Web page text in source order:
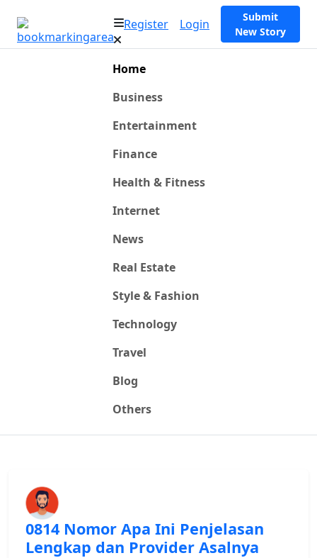
Register Login
Submit
New Story
Home
Business
Entertainment
Finance
Health & Fitness
Internet
News
Real Estate
Style & Fashion
Technology
Travel
Blog
Others
0814 Nomor Apa Ini Penjelasan
Lengkap dan Provider Asalnya